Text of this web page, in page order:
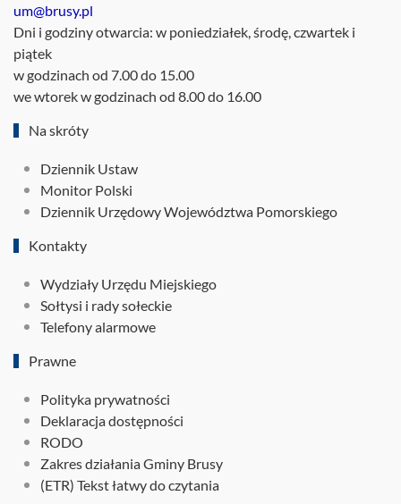
um@brusy.pl
Dni i godziny otwarcia: w poniedziałek, środę, czwartek i
piątek
w godzinach od 7.00 do 15.00
we wtorek w godzinach od 8.00 do 16.00
Na skróty
Dziennik Ustaw
Monitor Polski
Dziennik Urzędowy Województwa Pomorskiego
Kontakty
Wydziały Urzędu Miejskiego
Sołtysi i rady sołeckie
Telefony alarmowe
Prawne
Polityka prywatności
Deklaracja dostępności
RODO
Zakres działania Gminy Brusy
(ETR) Tekst łatwy do czytania